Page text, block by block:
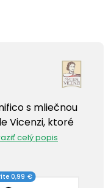
s mliečnou
Vicenzi, ktoré
celý popis
0,99 €